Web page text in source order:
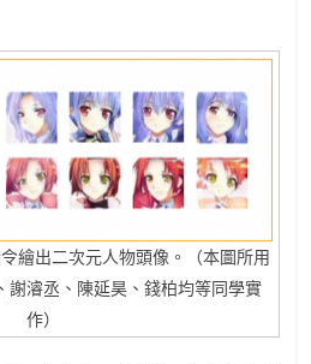
繪出二次元人物頭像。（本圖所用
謝濬丞、陳延昊、錢柏均等同學實
作）